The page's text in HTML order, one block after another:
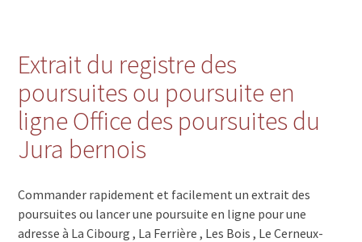
Extrait du registre des
poursuites ou poursuite en
ligne Office des poursuites du
Jura bernois
Commander rapidement et facilement un extrait des
poursuites ou lancer une poursuite en ligne pour une
adresse à La Cibourg , La Ferrière , Les Bois , Le Cerneux-